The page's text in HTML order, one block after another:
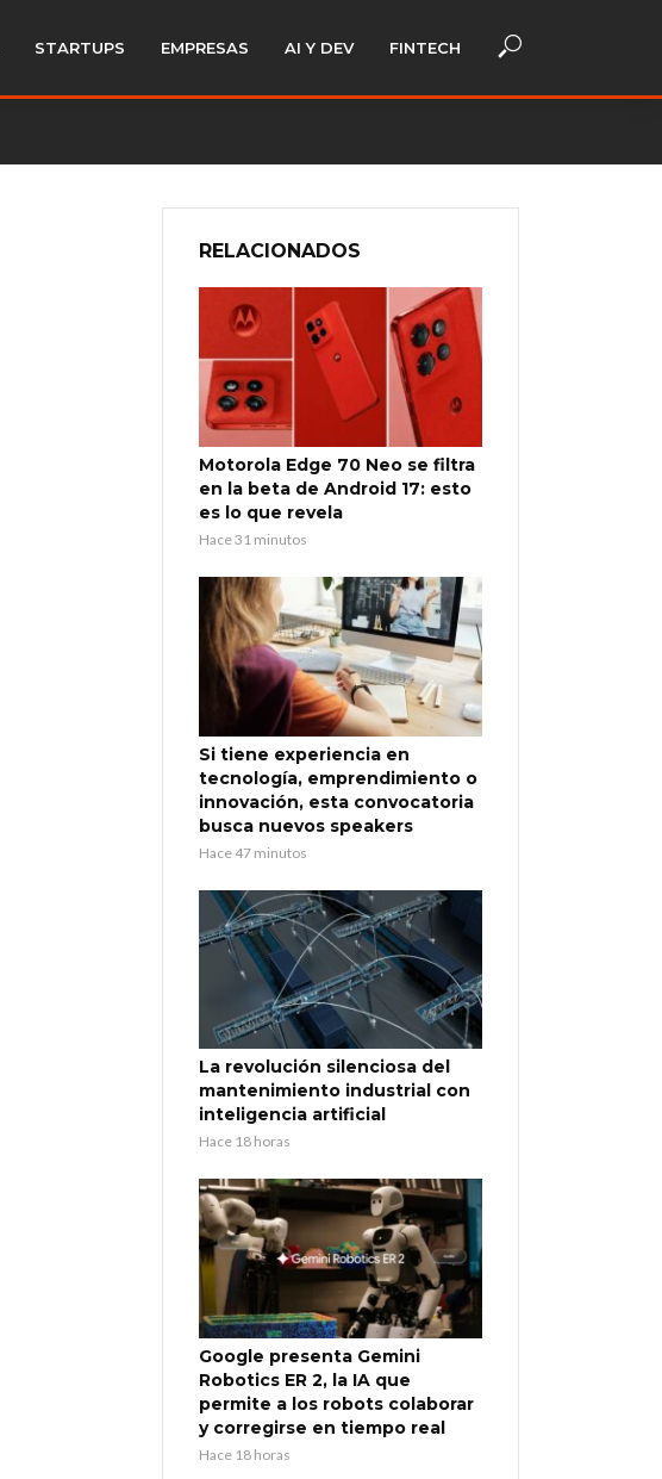
STARTUPS EMPRESAS AI Y DEV FINTECH
RELACIONADOS
Motorola Edge 70 Neo se filtra
en la beta de Android 17: esto
es lo que revela
Hace 31 minutos
Si tiene experiencia en
tecnología, emprendimiento o
innovación, esta convocatoria
busca nuevos speakers
Hace 47 minutos
La revolución silenciosa del
mantenimiento industrial con
inteligencia artificial
Hace 18 horas
Google presenta Gemini
Robotics ER 2, la IA que
permite a los robots colaborar
y corregirse en tiempo real
Hace 18 horas